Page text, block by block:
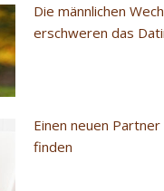
Die männlichen
erschweren das
Einen neuen
finden